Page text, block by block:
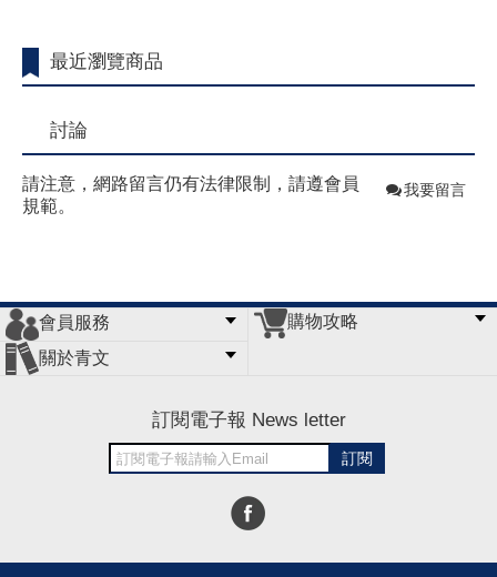
最近瀏覽商品
討論
請注意，網路留言仍有法律限制，請遵會員
規範。
我要留言
會員服務
會員辦法
客服信箱
隱私條款
網站導覽
購物攻略
關於青文
訂閱電子報 News letter
訂閱